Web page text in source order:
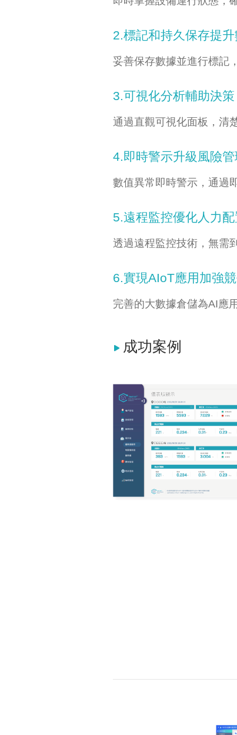
2.標記和持久保存提
妥善保存數據並進行標記
3.可視化分析輔助決策
通過直觀可視化面板，清
4.即時警示升級風險管
數值異常即時警示，通過
5.遠程監控優化人力配
透過遠程監控技術，無需
6.實現AIoT應用加強
完善的大數據倉儲為AI應
成功案例